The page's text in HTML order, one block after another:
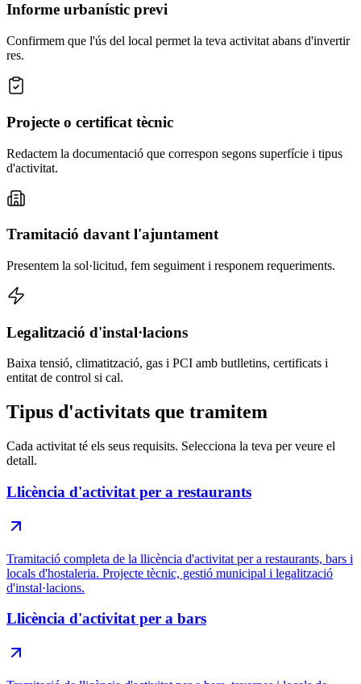
Informe urbanístic previ
Confirmem que l'ús del local permet la teva activitat abans d'invertir
res.
Projecte o certificat tècnic
Redactem la documentació que correspon segons superfície i tipus
d'activitat.
Tramitació davant l'ajuntament
Presentem la sol·licitud, fem seguiment i responem requeriments.
Legalització d'instal·lacions
Baixa tensió, climatització, gas i PCI amb butlletins, certificats i
entitat de control si cal.
Tipus d'activitats que tramitem
Cada activitat té els seus requisits. Selecciona la teva per veure el
detall.
Llicència d'activitat per a restaurants
Tramitació completa de la llicència d'activitat per a restaurants, bars i
locals d'hostaleria. Projecte tècnic, gestió municipal i legalització
d'instal·lacions.
Llicència d'activitat per a bars